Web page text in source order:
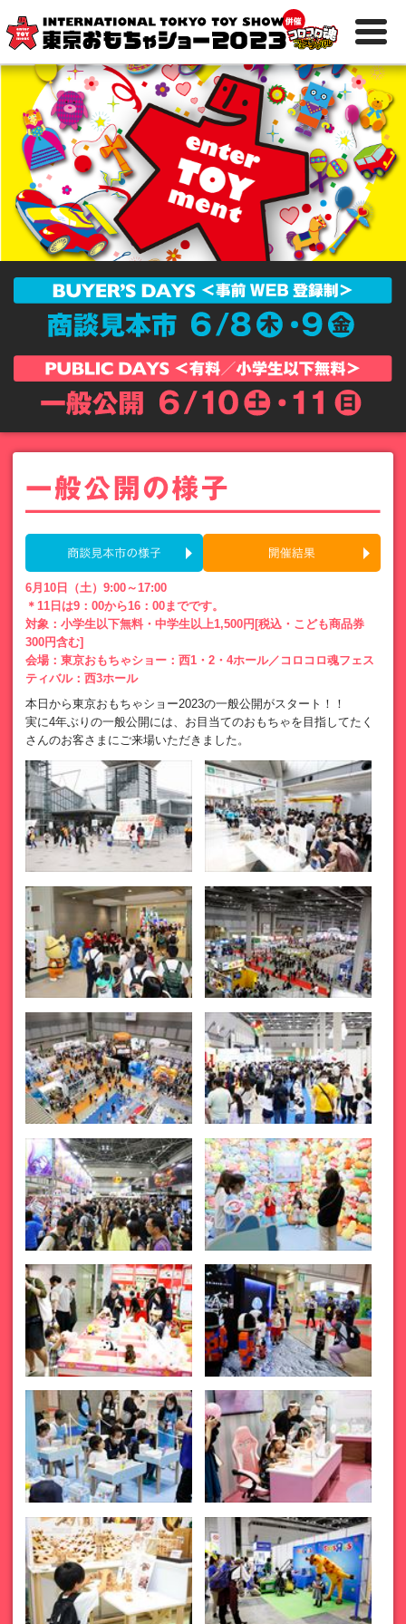
日
本
語
ENGLISH
開催概要
ホールマップ
出展社一覧
交通アクセス
主催者イベント
出展社のイベント
一般公開ご来場の皆様
へ
商談見本市ご来場の皆
様へ
報道関係の皆様へ
キッズライフゾーン
おもちゃ大賞について
6月10日（土）9:00～17:00
＊11日は9：00から16：00までです。
対象：小学生以下無料・中学生以上1,500円[税込・こども商品券
300円含む]
会場：東京おもちゃショー：西1・2・4ホール／コロコロ魂フェス
ティバル：西3ホール
本日から東京おもちゃショー2023の一般公開がスタート！！
実に4年ぶりの一般公開には、お目当てのおもちゃを目指してたく
さんのお客さまにご来場いただきました。